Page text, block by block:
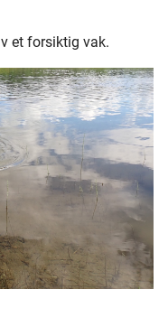
et forsiktig vak.